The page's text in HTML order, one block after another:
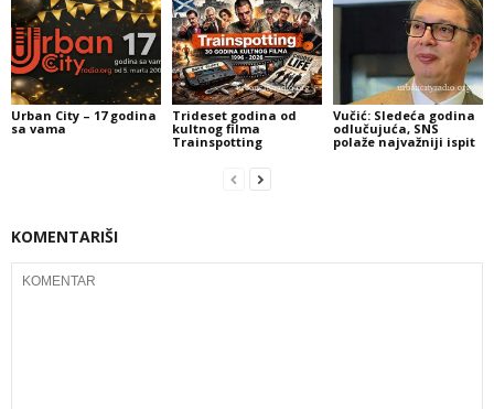
Urban City – 17 godina
sa vama
Trideset godina od
kultnog filma
Trainspotting
Vučić: Sledeća godina
odlučujuća, SNS
polaže najvažniji ispit
KOMENTARIŠI